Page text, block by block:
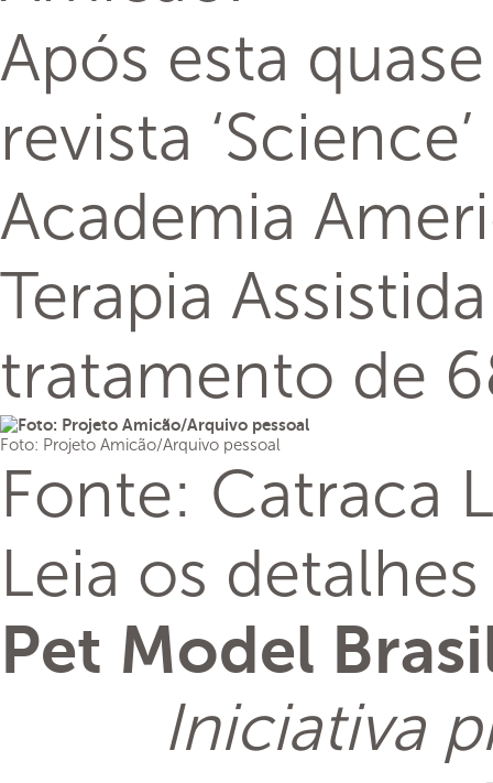
Após esta
revista
Academia
Terapia
tratamento de
Foto: Projeto Amicão/Arquivo pessoal
Fonte: Catraca
Leia os
Pet Model
Iniciativa